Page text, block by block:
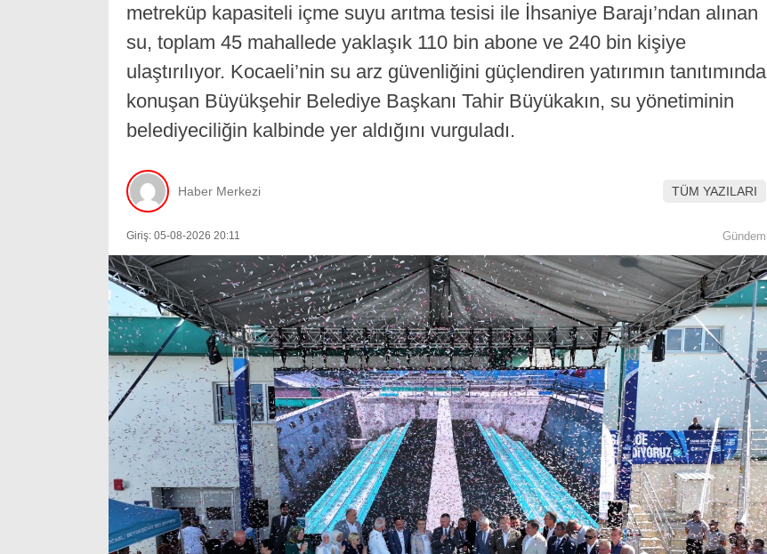
metreküp kapasiteli içme suyu arıtma tesisi ile İhsaniye Barajı’ndan alınan
su, toplam 45 mahallede yaklaşık 110 bin abone ve 240 bin kişiye
ulaştırılıyor. Kocaeli’nin su arz güvenliğini güçlendiren yatırımın tanıtımında
konuşan Büyükşehir Belediye Başkanı Tahir Büyükakın, su yönetiminin
belediyeciliğin kalbinde yer aldığını vurguladı.
Haber Merkezi TÜM YAZILARI
Giriş: 05-08-2026 20:11 Gündem